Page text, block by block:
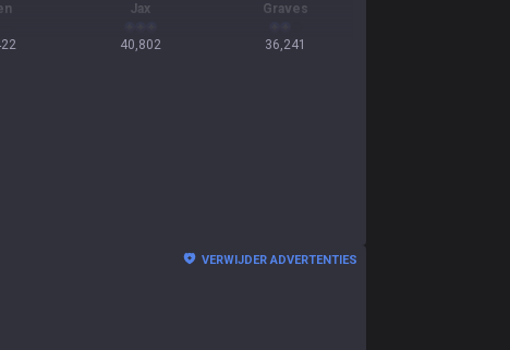
Jax
40,802
Graves
36,241
VERWIJDER ADVERTENTIES